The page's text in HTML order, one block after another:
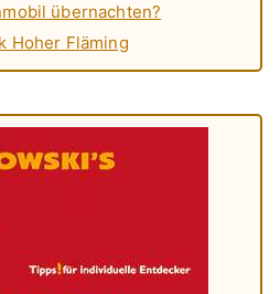
übernachten?
Hoher Fläming